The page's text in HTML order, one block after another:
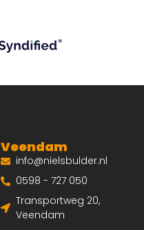
Veendam
info@nielsbulder.nl
0598 - 727 050
Transportweg 20,
Veendam